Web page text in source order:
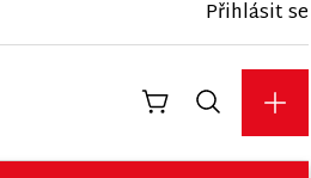
Přihlásit se